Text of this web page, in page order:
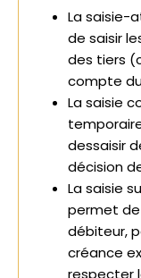
La saisie-
de saisir
des tiers
compte
La saisie
dessaisir
décision
La saisie
permet de
débiteur,
créance
respecter